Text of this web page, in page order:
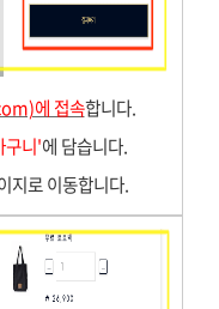
에 접속합니다.
구니'에 담습니다.
지로 이동합니다.